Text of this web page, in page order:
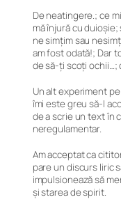
De neatingere.; ce
mă înjură cu
ne simțim sau
am fost odată!; Dar
de să-ți scoți ochii…;
Un alt experiment
îmi este greu să-l
de a scrie un text în
neregulamentar.
Am acceptat ca
pare un discurs liric
impulsionează să
și starea de spirit.